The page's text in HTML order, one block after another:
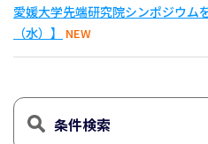
愛媛大学先端研究院シンポジウム
（水）】
NEW
条件検索